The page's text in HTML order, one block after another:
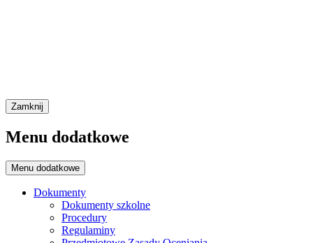
Zamknij
Menu dodatkowe
Menu dodatkowe
Dokumenty
Dokumenty szkolne
Procedury
Regulaminy